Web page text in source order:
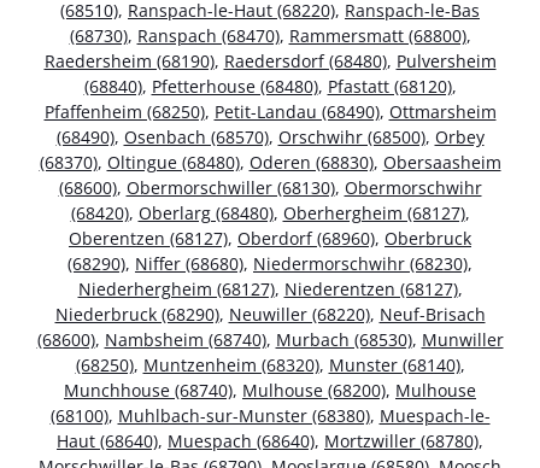
(68510), Ranspach-le-Haut (68220), Ranspach-le-Bas
(68730), Ranspach (68470), Rammersmatt (68800),
Raedersheim (68190), Raedersdorf (68480), Pulversheim
(68840), Pfetterhouse (68480), Pfastatt (68120),
Pfaffenheim (68250), Petit-Landau (68490), Ottmarsheim
(68490), Osenbach (68570), Orschwihr (68500), Orbey
(68370), Oltingue (68480), Oderen (68830), Obersaasheim
(68600), Obermorschwiller (68130), Obermorschwihr
(68420), Oberlarg (68480), Oberhergheim (68127),
Oberentzen (68127), Oberdorf (68960), Oberbruck
(68290), Niffer (68680), Niedermorschwihr (68230),
Niederhergheim (68127), Niederentzen (68127),
Niederbruck (68290), Neuwiller (68220), Neuf-Brisach
(68600), Nambsheim (68740), Murbach (68530), Munwiller
(68250), Muntzenheim (68320), Munster (68140),
Munchhouse (68740), Mulhouse (68200), Mulhouse
(68100), Muhlbach-sur-Munster (68380), Muespach-le-
Haut (68640), Muespach (68640), Mortzwiller (68780),